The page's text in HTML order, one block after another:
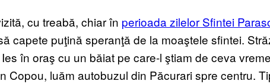
cu treabă, chiar în perioada zilelor Sfintei
capete puţină speranţă de la moaştele sfintei.
în oraş cu un băiat pe care-l ştiam de ceva
Copou, luăm autobuzul din Păcurari spre centru.